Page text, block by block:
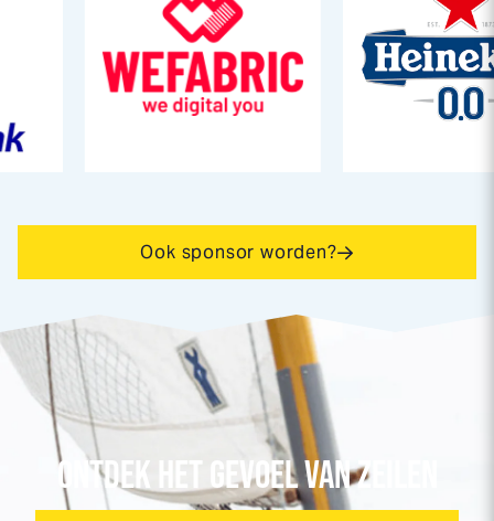
Ook sponsor worden?
ONTDEK HET GEVOEL VAN ZEILEN